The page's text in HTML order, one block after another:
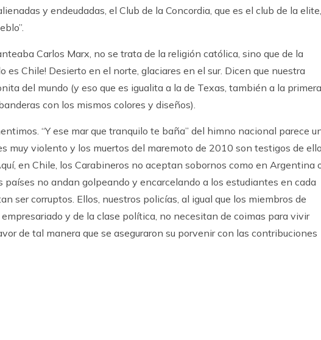
y endeudadas, el Club de la Concordia, que es el club de la elite,
Carlos Marx, no se trata de la religión católica, sino que de la
es Chile! Desierto en el norte, glaciares en el sur. Dicen que nuestra
del mundo (y eso que es igualita a la de Texas, también a la primera
con los mismos colores y diseños).
“Y ese mar que tranquilo te baña” del himno nacional parece
muy violento y los muertos del maremoto de 2010 son testigos de
en Chile, los Carabineros no aceptan sobornos como en Argentina
países no andan golpeando y encarcelando a los estudiantes en cada
ser corruptos. Ellos, nuestros policías, al igual que los miembros de
y de la clase política, no necesitan de coimas para vivir
de tal manera que se aseguraron su porvenir con las contribuciones